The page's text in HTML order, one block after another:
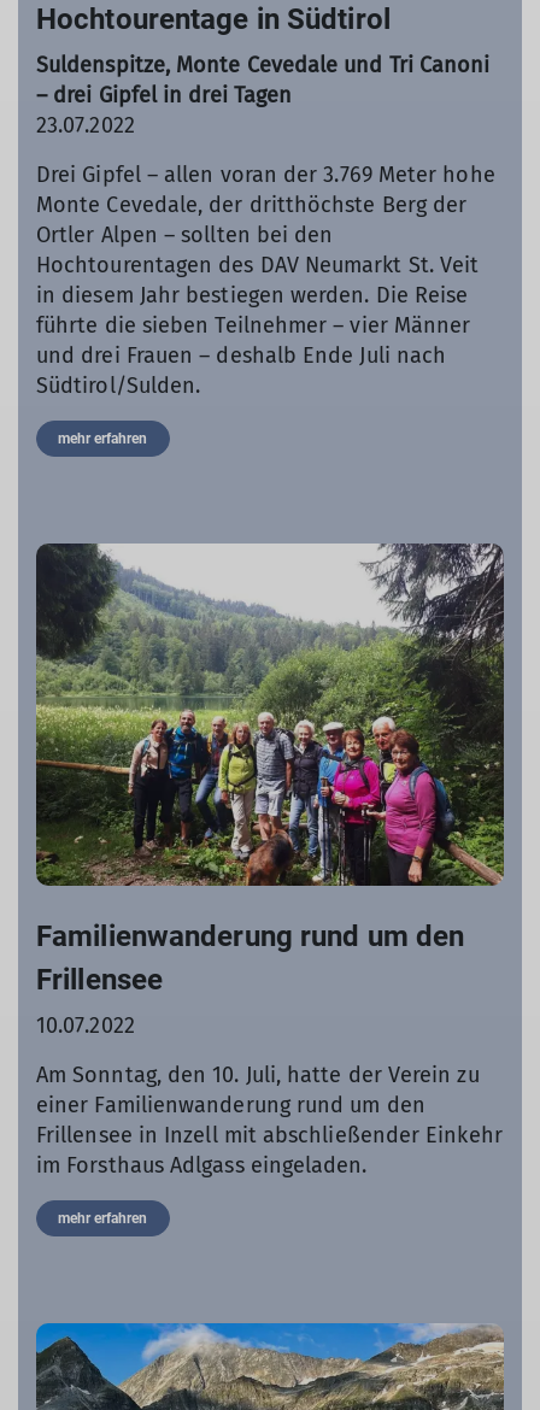
Hochtourentage in Südtirol
Suldenspitze, Monte Cevedale und Tri Canoni
– drei Gipfel in drei Tagen
23.07.2022
Drei Gipfel – allen voran der 3.769 Meter hohe
Monte Cevedale, der dritthöchste Berg der
Ortler Alpen – sollten bei den
Hochtourentagen des DAV Neumarkt St. Veit
in diesem Jahr bestiegen werden. Die Reise
führte die sieben Teilnehmer – vier Männer
und drei Frauen – deshalb Ende Juli nach
Südtirol/Sulden.
mehr erfahren
Familienwanderung rund um den
Frillensee
10.07.2022
Am Sonntag, den 10. Juli, hatte der Verein zu
einer Familienwanderung rund um den
Frillensee in Inzell mit abschließender Einkehr
im Forsthaus Adlgass eingeladen.
mehr erfahren